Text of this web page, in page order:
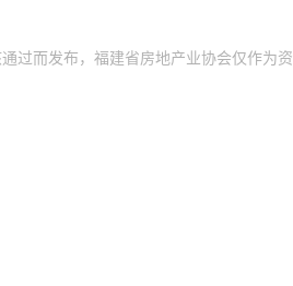
过而发布，福建省房地产业协会仅作为资